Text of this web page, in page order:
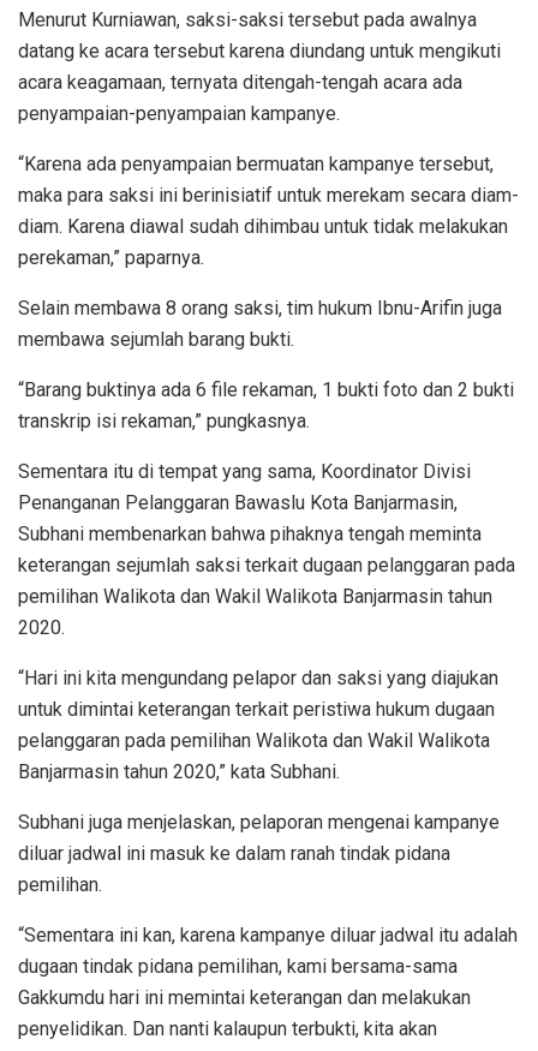
Menurut Kurniawan, saksi-saksi tersebut pada awalnya
datang ke acara tersebut karena diundang untuk mengikuti
acara keagamaan, ternyata ditengah-tengah acara ada
penyampaian-penyampaian kampanye.
“Karena ada penyampaian bermuatan kampanye tersebut,
maka para saksi ini berinisiatif untuk merekam secara diam-
diam. Karena diawal sudah dihimbau untuk tidak melakukan
perekaman,” paparnya.
Selain membawa 8 orang saksi, tim hukum Ibnu-Arifin juga
membawa sejumlah barang bukti.
“Barang buktinya ada 6 file rekaman, 1 bukti foto dan 2 bukti
transkrip isi rekaman,” pungkasnya.
Sementara itu di tempat yang sama, Koordinator Divisi
Penanganan Pelanggaran Bawaslu Kota Banjarmasin,
Subhani membenarkan bahwa pihaknya tengah meminta
keterangan sejumlah saksi terkait dugaan pelanggaran pada
pemilihan Walikota dan Wakil Walikota Banjarmasin tahun
2020.
“Hari ini kita mengundang pelapor dan saksi yang diajukan
untuk dimintai keterangan terkait peristiwa hukum dugaan
pelanggaran pada pemilihan Walikota dan Wakil Walikota
Banjarmasin tahun 2020,” kata Subhani.
Subhani juga menjelaskan, pelaporan mengenai kampanye
diluar jadwal ini masuk ke dalam ranah tindak pidana
pemilihan.
“Sementara ini kan, karena kampanye diluar jadwal itu adalah
dugaan tindak pidana pemilihan, kami bersama-sama
Gakkumdu hari ini memintai keterangan dan melakukan
penyelidikan. Dan nanti kalaupun terbukti, kita akan